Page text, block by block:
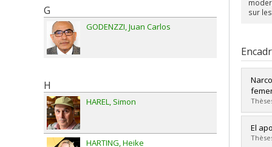
sur
Cycle
El
G
GODENZZI Juan Carlos
H
HAREL Simon
HARTING Heike